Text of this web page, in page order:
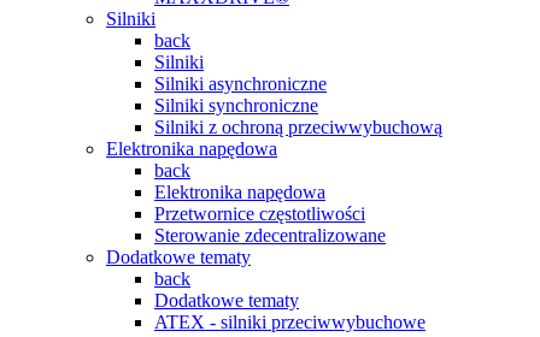
Silniki
back
Silniki
Silniki asynchroniczne
Silniki synchroniczne
Silniki z ochroną przeciwwybuchową
Elektronika napędowa
back
Elektronika napędowa
Przetwornice częstotliwości
Sterowanie zdecentralizowane
Dodatkowe tematy
back
Dodatkowe tematy
ATEX - silniki przeciwwybuchowe